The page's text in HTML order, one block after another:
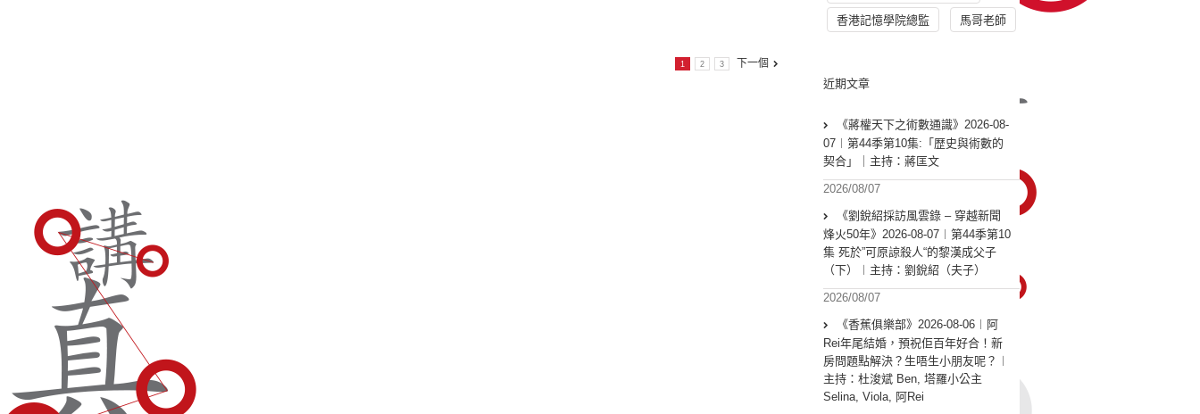
1 2 3 下一個
香港記憶學院總監 馬哥老師
近期文章
《蔣權天下之術數通識》2026-08-
07︱第44季第10集:「歴史與術數的
契合」｜主持：蔣匡文
2026/08/07
《劉銳紹採訪風雲錄 – 穿越新聞
烽火50年》2026-08-07︱第44季第10
集 死於”可原諒殺人“的黎漢成父子
（下）︱主持：劉銳紹（夫子）
2026/08/07
《香蕉俱樂部》2026-08-06︱阿
Rei年尾結婚，預祝佢百年好合！新
房問題點解決？生唔生小朋友呢？︱
主持：杜浚斌 Ben, 塔羅小公主
Selina, Viola, 阿Rei